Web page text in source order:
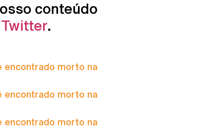
conteúdo
Twitter.
encontrado morto na
encontrado morto na
encontrado morto na